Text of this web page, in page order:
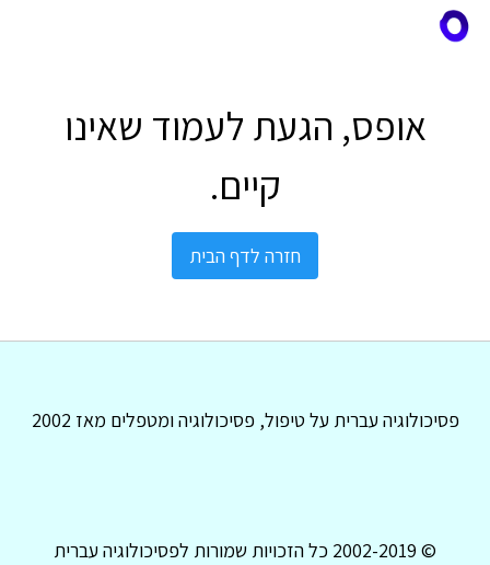
אופס, הגעת לעמוד שאינו
קיים.
חזרה לדף הבית
פסיכולוגיה עברית על טיפול, פסיכולוגיה ומטפלים מאז 2002
© 2002-2019 כל הזכויות שמורות לפסיכולוגיה עברית